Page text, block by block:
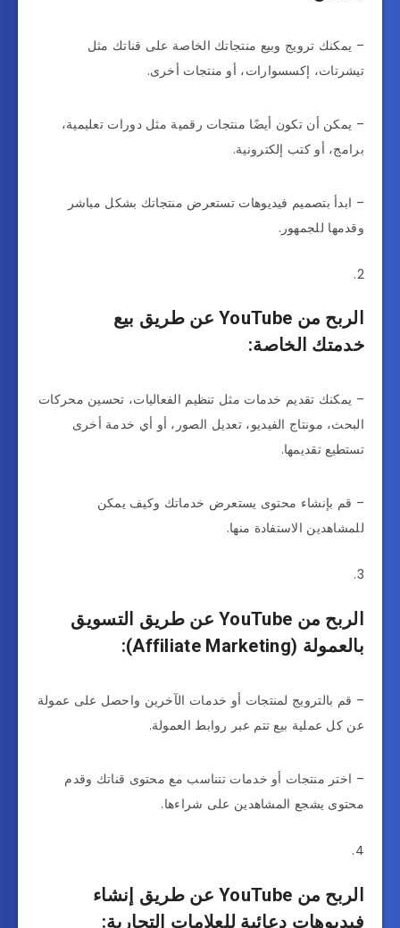
– يمكنك ترويج وبيع منتجاتك الخاصة على قناتك مثل
تيشرتات، إكسسوارات، أو منتجات أخرى.
– يمكن أن تكون أيضًا منتجات رقمية مثل دورات تعليمية،
برامج، أو كتب إلكترونية.
– ابدأ بتصميم فيديوهات تستعرض منتجاتك بشكل مباشر
وقدمها للجمهور.
الربح من YouTube عن طريق بيع
خدمتك الخاصة:
– يمكنك تقديم خدمات مثل تنظيم الفعاليات، تحسين محركات
البحث، مونتاج الفيديو، تعديل الصور، أو أي خدمة أخرى
تستطيع تقديمها.
– قم بإنشاء محتوى يستعرض خدماتك وكيف يمكن
للمشاهدين الاستفادة منها.
الربح من YouTube عن طريق التسويق
بالعمولة (Affiliate Marketing):
– قم بالترويج لمنتجات أو خدمات الآخرين واحصل على عمولة
عن كل عملية بيع تتم عبر روابط العمولة.
– اختر منتجات أو خدمات تتناسب مع محتوى قناتك وقدم
محتوى يشجع المشاهدين على شراءها.
الربح من YouTube عن طريق إنشاء
فيديوهات دعائية للعلامات التجارية: